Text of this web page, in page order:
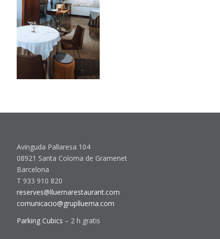
Avinguda Pallaresa 104
08921 Santa Coloma de Gramenet
Barcelona
T 933 910 820
reserves@lluernarestaurant.com
comunicacio@gruplluerna.com
Parking Cubics – 2 h gratis